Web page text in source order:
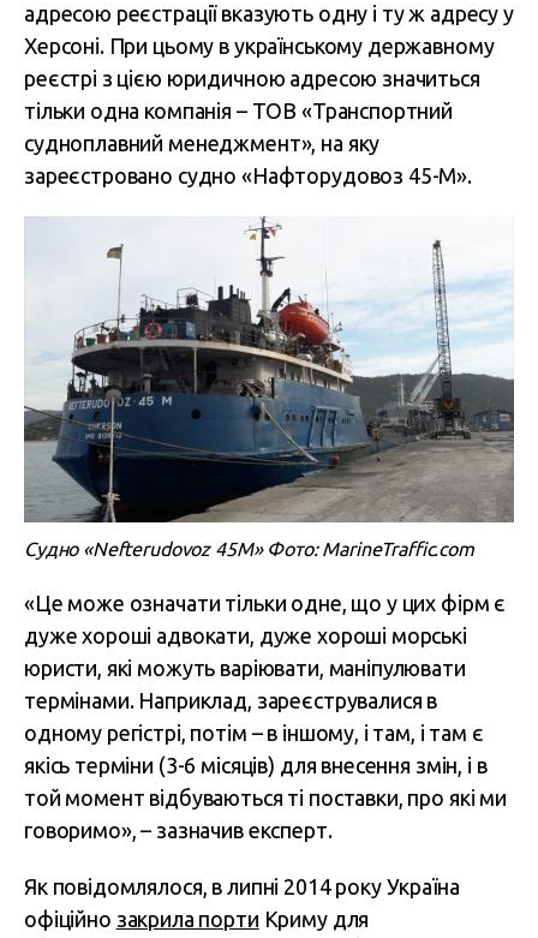
адресою реєстрації вказують одну і ту ж адресу у
Херсоні. При цьому в українському державному
реєстрі з цією юридичною адресою значиться
тільки одна компанія – ТОВ «Транспортний
судноплавний менеджмент», на яку
зареєстровано судно «Нафторудовоз 45-М».
Судно «Nefterudovoz 45M» Фото: MarineTraffic.com
«Це може означати тільки одне, що у цих фірм є
дуже хороші адвокати, дуже хороші морські
юристи, які можуть варіювати, маніпулювати
термінами. Наприклад, зареєструвалися в
одному регістрі, потім – в іншому, і там, і там є
якісь терміни (3-6 місяців) для внесення змін, і в
той момент відбуваються ті поставки, про які ми
говоримо», – зазначив експерт.
Як повідомлялося, в липні 2014 року Україна
офіційно закрила порти Криму для